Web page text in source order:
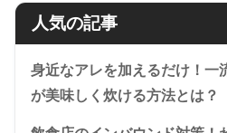
人気の記事
身近なアレを加えるだけ！一
が美味しく炊ける方法とは？